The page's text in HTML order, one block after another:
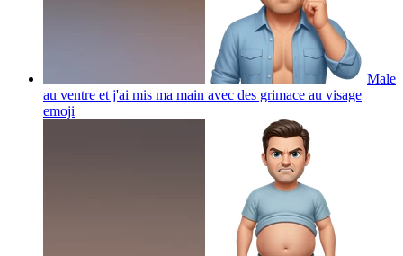
Male
au ventre et j'ai mis ma main avec des grimace au visage
emoji